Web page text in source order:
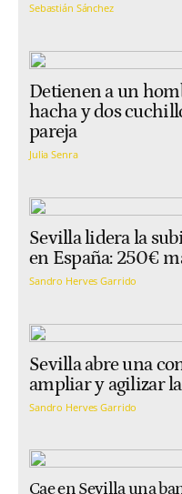
Sebastián Sánchez
Detienen a un
hacha y dos
pareja
Julia Senra
Sevilla lidera la
en España: 250€
Sandro Herves Garrido
Sevilla abre una
ampliar y agilizar
Sandro Herves Garrido
Cae en Sevilla una